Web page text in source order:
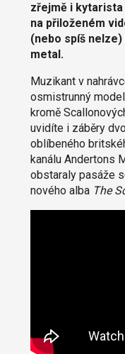
zřejmě i
na přiloženém
(nebo spíš
metal.
Muzikant v
osmistrunný
kromě
uvidíte i záběry
oblíbeného
kanálu Andertons
obstaraly pasáže
nového alba The